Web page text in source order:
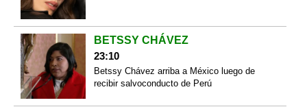
BETSSY CHÁVEZ
23:10
Betssy Chávez arriba a México luego de
recibir salvoconducto de Perú